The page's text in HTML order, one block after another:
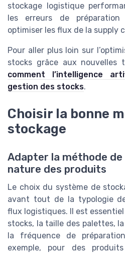
stockage logistique
les erreurs de
optimiser les flux de la supply
Pour aller plus loin sur
stocks grâce aux nouvelles
comment l’intelligence
gestion des stocks.
Choisir la bonne
stockage
Adapter la méthode de
nature des produits
Le choix du système de
avant tout de la typologie
flux logistiques. Il est
stocks, la taille des palettes,
la fréquence de
exemple, pour des